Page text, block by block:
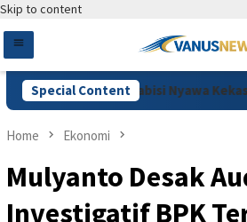
Skip to content
Special Content
Pelaku Habisi Nyawa
Home Ekonomi
Mulyanto Desak
Investigatif BPK